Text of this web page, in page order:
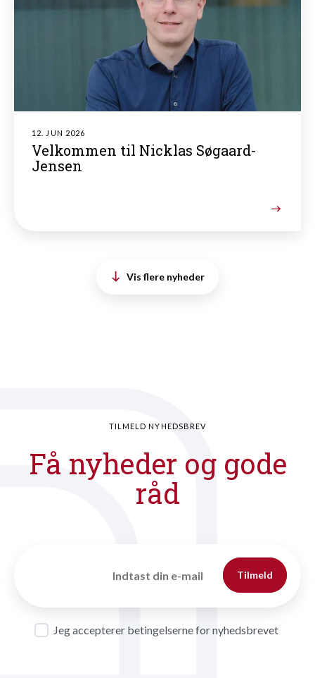
12. JUN 2026
Velkommen til Nicklas Søgaard-
Jensen
Vis flere nyheder
TILMELD NYHEDSBREV
Få nyheder og gode
råd
Jeg accepterer betingelserne for nyhedsbrevet
Tilmeld